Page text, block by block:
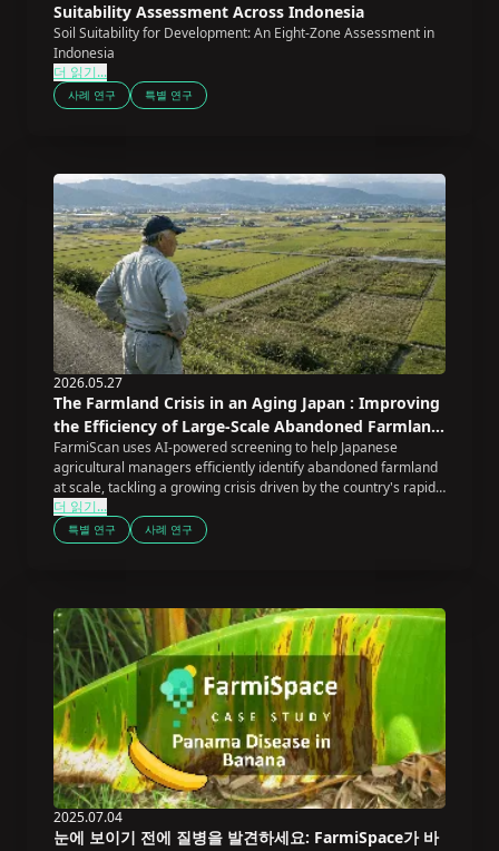
Suitability Assessment Across Indonesia
Soil Suitability for Development: An Eight-Zone Assessment in
Indonesia
더 읽기...
사례 연구 특별 연구
2026.05.27
The Farmland Crisis in an Aging Japan : Improving
the Efficiency of Large-Scale Abandoned Farmland
Screening
FarmiScan uses AI-powered screening to help Japanese
agricultural managers efficiently identify abandoned farmland
at scale, tackling a growing crisis driven by the country's rapidly
aging farming population.
더 읽기...
특별 연구 사례 연구
2025.07.04
눈에 보이기 전에 질병을 발견하세요: FarmiSpace가 바